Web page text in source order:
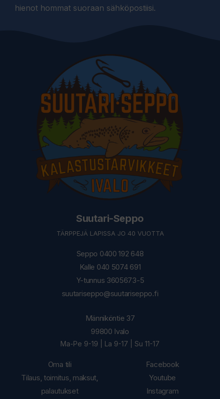
hienot hommat suoraan sähköpostiisi.
Suutari-Seppo
TÄRPPEJÄ LAPISSA JO 40 VUOTTA
Seppo 0400 192 648
Kalle 040 5074 691
Y-tunnus 3605673-5
suutariseppo@suutariseppo.fi
Oma tili
Tilaus, toimitus, maksut,
palautukset
Männiköntie 37
99800 Ivalo
Ma-Pe 9-19 | La 9-17 | Su 11-17
Facebook
Youtube
Instagram